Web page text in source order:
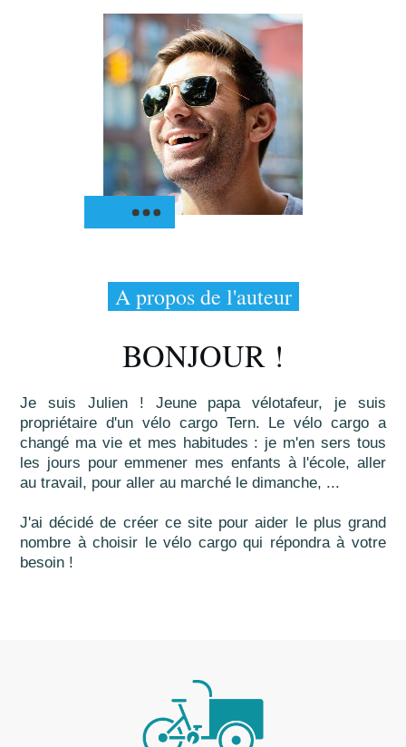
A propos de l'auteur
BONJOUR !
Je suis Julien ! Jeune papa vélotafeur, je suis
propriétaire d'un vélo cargo Tern. Le vélo cargo a
changé ma vie et mes habitudes : je m'en sers tous
les jours pour emmener mes enfants à l'école, aller
au travail, pour aller au marché le dimanche, ...
J'ai décidé de créer ce site pour aider le plus grand
nombre à choisir le vélo cargo qui répondra à votre
besoin !